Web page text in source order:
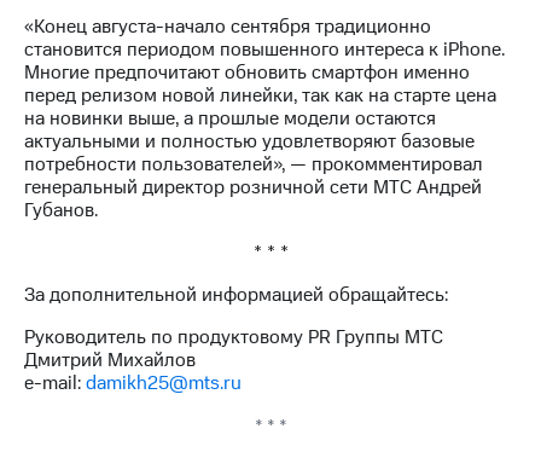
управление
Корпоративный
секретарь
Раскрытие
информации
Информация
акционерам
акционеров
Личный
кабинет
акционера
Акционерный
«Конец августа-начало сентября традиционно
становится периодом повышенного интереса к iPhone.
Многие предпочитают обновить смартфон именно
перед релизом новой линейки, так как на старте цена
на новинки выше, а прошлые модели остаются
актуальными и полностью удовлетворяют базовые
потребности пользователей», — прокомментировал
генеральный директор розничной сети МТС Андрей
Губанов.
* * *
За дополнительной информацией обращайтесь:
Руководитель по продуктовому PR Группы МТС
Дмитрий Михайлов
e-mail:damikh25@mts.ru
* * *